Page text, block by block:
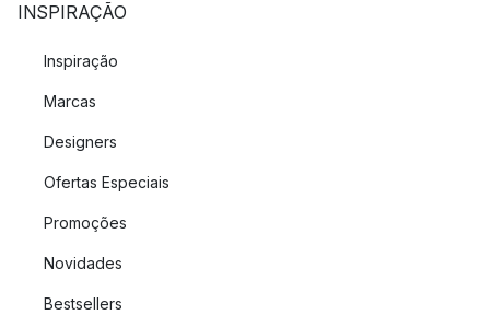
INSPIRAÇÃO
Inspiração
Marcas
Designers
Ofertas Especiais
Promoções
Novidades
Bestsellers